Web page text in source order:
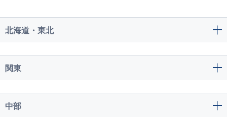
北海道・東北
関東
中部